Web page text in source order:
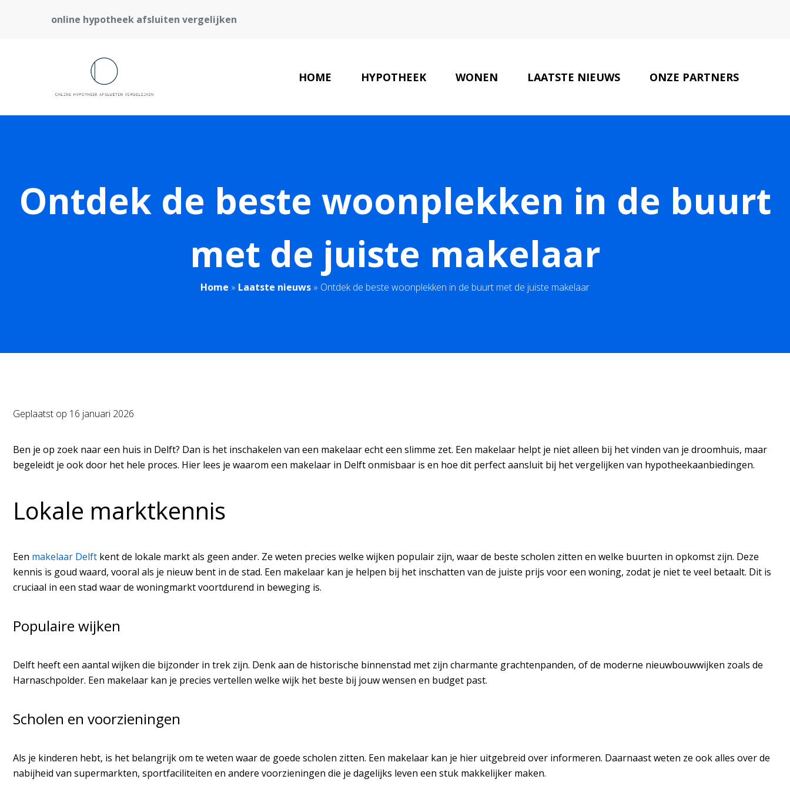
online hypotheek afsluiten vergelijken
HOME HYPOTHEEK WONEN LAATSTE NIEUWS ONZE PARTNERS
Ontdek de beste woonplekken in de buurt
met de juiste makelaar
Home » Laatste nieuws » Ontdek de beste woonplekken in de buurt met de juiste makelaar
Geplaatst op 16 januari 2026
Ben je op zoek naar een huis in Delft? Dan is het inschakelen van een makelaar echt een slimme zet. Een makelaar helpt je niet alleen bij het vinden van je droomhuis, maar
begeleidt je ook door het hele proces. Hier lees je waarom een makelaar in Delft onmisbaar is en hoe dit perfect aansluit bij het vergelijken van hypotheekaanbiedingen.
Lokale marktkennis
Een makelaar Delft kent de lokale markt als geen ander. Ze weten precies welke wijken populair zijn, waar de beste scholen zitten en welke buurten in opkomst zijn. Deze
kennis is goud waard, vooral als je nieuw bent in de stad. Een makelaar kan je helpen bij het inschatten van de juiste prijs voor een woning, zodat je niet te veel betaalt. Dit is
cruciaal in een stad waar de woningmarkt voortdurend in beweging is.
Populaire wijken
Delft heeft een aantal wijken die bijzonder in trek zijn. Denk aan de historische binnenstad met zijn charmante grachtenpanden, of de moderne nieuwbouwwijken zoals de
Harnaschpolder. Een makelaar kan je precies vertellen welke wijk het beste bij jouw wensen en budget past.
Scholen en voorzieningen
Als je kinderen hebt, is het belangrijk om te weten waar de goede scholen zitten. Een makelaar kan je hier uitgebreid over informeren. Daarnaast weten ze ook alles over de
nabijheid van supermarkten, sportfaciliteiten en andere voorzieningen die je dagelijks leven een stuk makkelijker maken.